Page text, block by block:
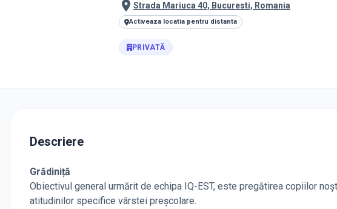
Strada Mariuca 40, Bucuresti, Romania
Activeaza locatia pentru distanta
PRIVATĂ
Descriere
Grădiniță
Obiectivul general urmărit de echipa IQ-EST, este pregătirea copiilor
atitudinilor specifice vârstei preșcolare.